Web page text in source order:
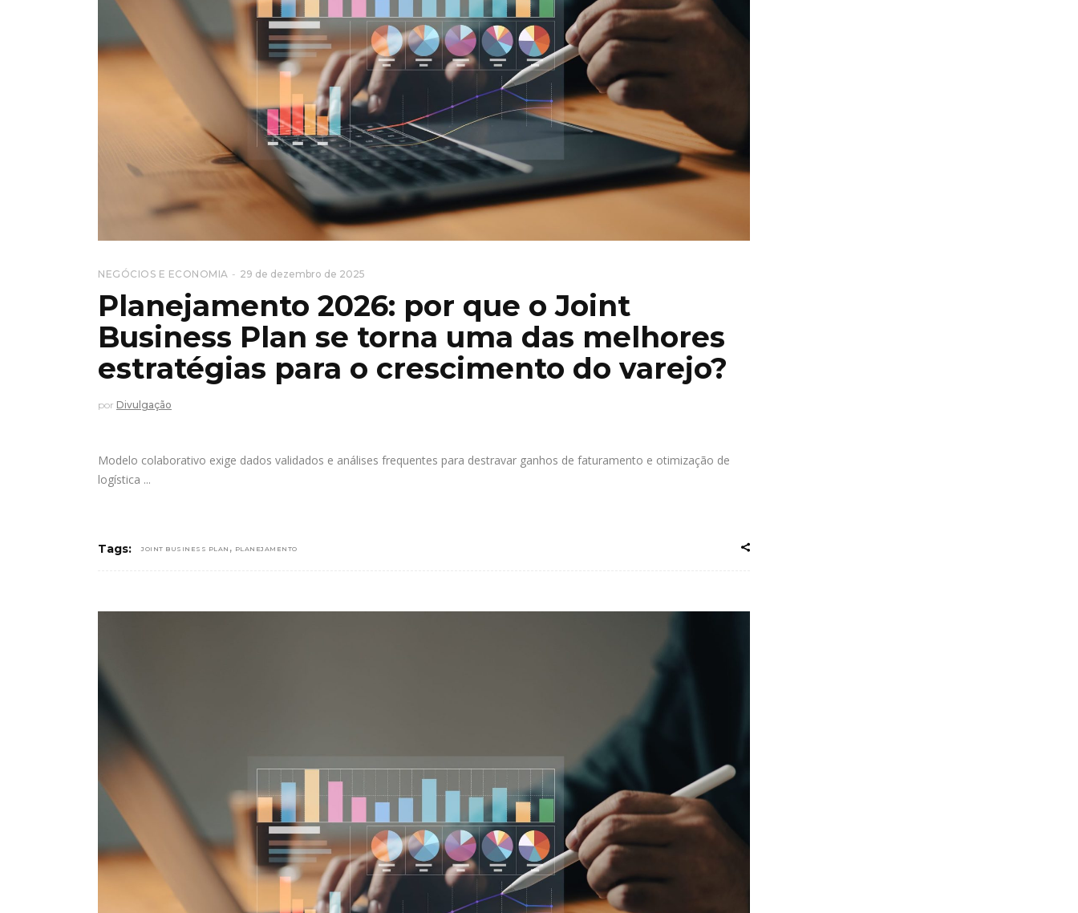
NEGÓCIOS E ECONOMIA 29 de dezembro de 2025
Planejamento 2026: por que o Joint
Business Plan se torna uma das melhores
estratégias para o crescimento do varejo?
por Divulgação
Modelo colaborativo exige dados validados e análises frequentes para destravar ganhos de faturamento e otimização de
logística
Tags: JOINT BUSINESS PLAN , PLANEJAMENTO